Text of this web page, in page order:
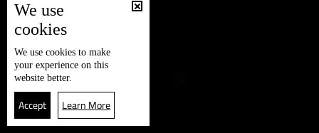
We use
cookies
We use cookies to make
your experience on this
website better.
Accept Learn More